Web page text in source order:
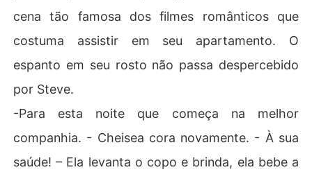
cena tão famosa dos filmes românticos que
costuma assistir em seu apartamento. O
espanto em seu rosto não passa despercebido
por Steve.
-Para esta noite que começa na melhor
companhia. - Cheisea cora novamente. - À sua
saúde! – Ela levanta o copo e brinda, ela bebe a